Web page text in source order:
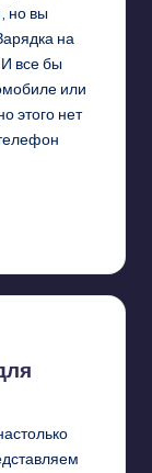
но вы
на
все бы
или
этого нет